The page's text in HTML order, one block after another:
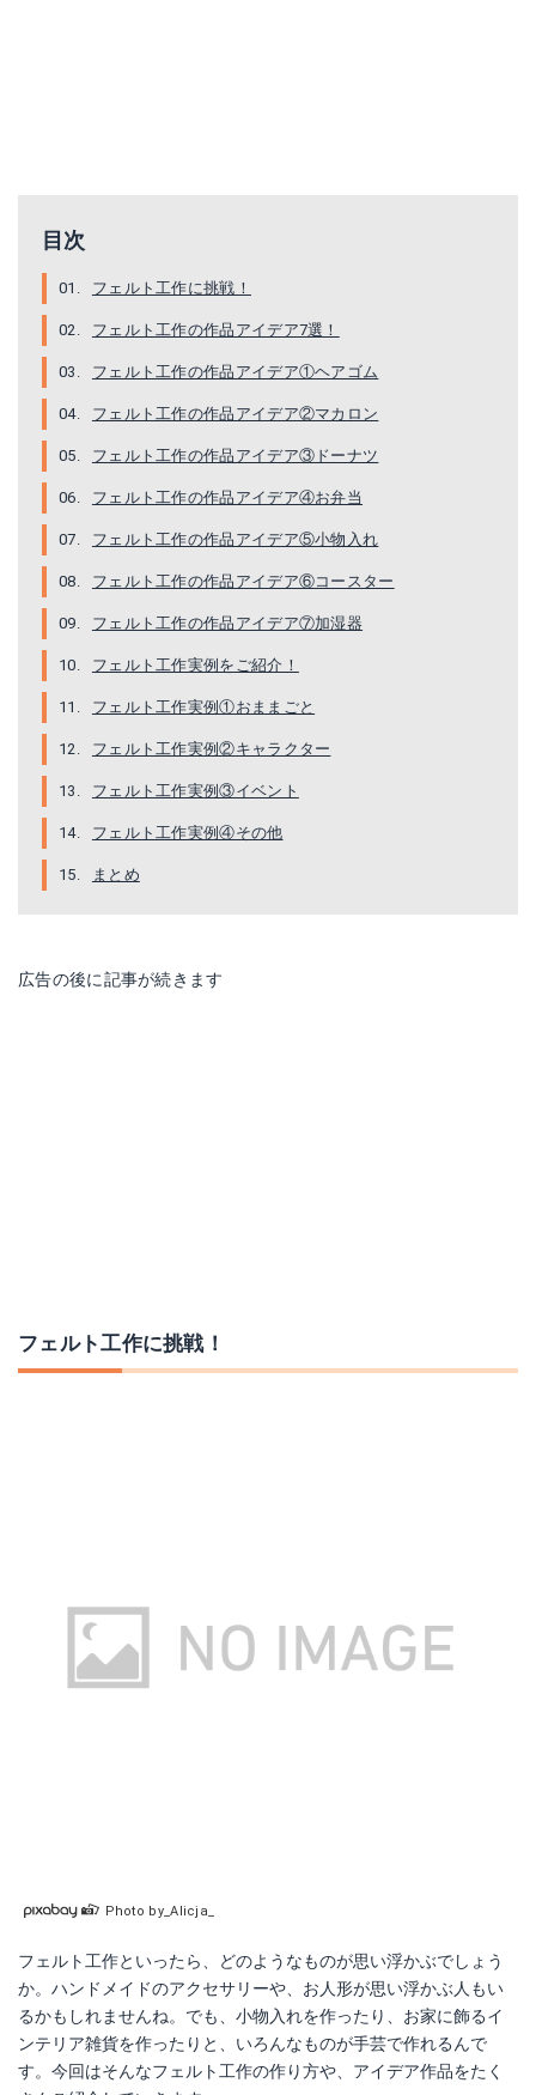
目次
フェルト工作に挑戦！
フェルト工作の作品アイデア7選！
フェルト工作の作品アイデア①ヘアゴム
フェルト工作の作品アイデア②マカロン
フェルト工作の作品アイデア③ドーナツ
フェルト工作の作品アイデア④お弁当
フェルト工作の作品アイデア⑤小物入れ
フェルト工作の作品アイデア⑥コースター
フェルト工作の作品アイデア⑦加湿器
フェルト工作実例をご紹介！
フェルト工作実例①おままごと
フェルト工作実例②キャラクター
フェルト工作実例③イベント
フェルト工作実例④その他
まとめ
広告の後に記事が続きます
フェルト工作に挑戦！
Photo by_Alicja_
フェルト工作といったら、どのようなものが思い浮かぶでしょう
か。ハンドメイドのアクセサリーや、お人形が思い浮かぶ人もい
るかもしれませんね。でも、小物入れを作ったり、お家に飾るイ
ンテリア雑貨を作ったりと、いろんなものが手芸で作れるんで
す。今回はそんなフェルト工作の作り方や、アイデア作品をたく